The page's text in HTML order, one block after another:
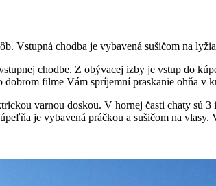
Vstupná chodba je vybavená sušičom na
chodbe. Z obývacej izby je vstup do
dobrom filme Vám spríjemní praskanie ohňa v
varnou doskou. V hornej časti chaty sú
je vybavená práčkou a sušičom na